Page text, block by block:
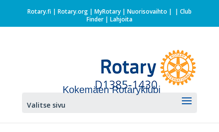
Rotary.fi | Rotary.org| MyRotary | Nuorisovaihto | | Club
Finder| Lahjoita
Kokemäen Rotaryklubi
Valitse sivu